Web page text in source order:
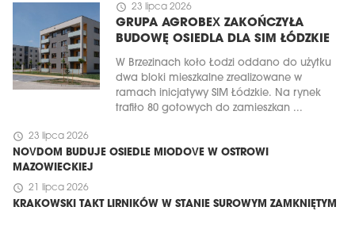
schedule 23 lipca 2026
GRUPA AGROBEX ZAKOŃCZYŁA
BUDOWĘ OSIEDLA DLA SIM ŁÓDZKIE
W Brzezinach koło Łodzi oddano do użytku
dwa bloki mieszkalne zrealizowane w
ramach inicjatywy SIM Łódzkie. Na rynek
trafiło 80 gotowych do zamieszkan ...
schedule 23 lipca 2026
NOVDOM BUDUJE OSIEDLE MIODOVE W OSTROWI
MAZOWIECKIEJ
schedule 21 lipca 2026
KRAKOWSKI TAKT LIRNIKÓW W STANIE SUROWYM ZAMKNIĘTYM